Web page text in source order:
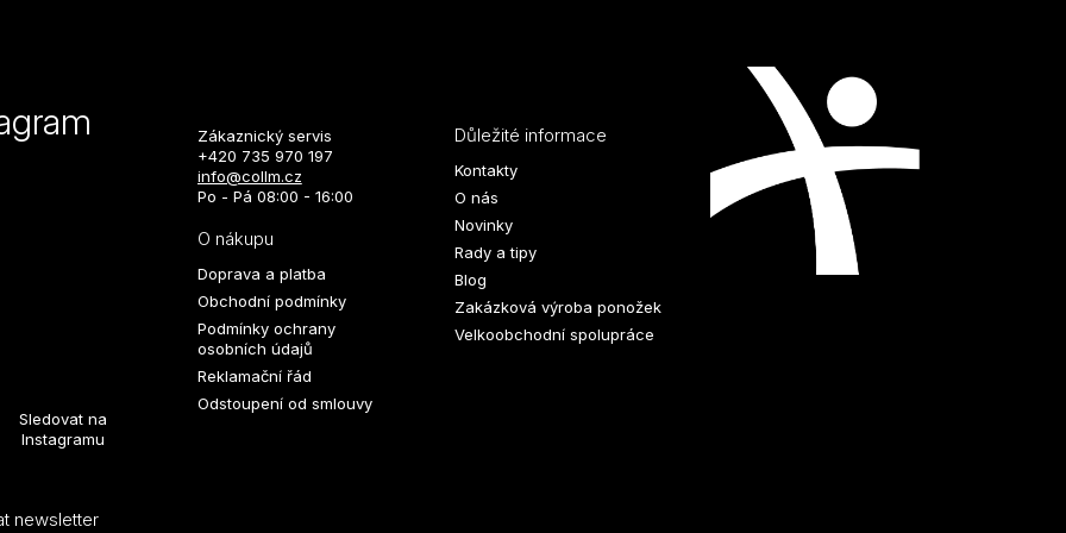
Sledovat na
Instagramu
Zákaznický servis
+420 735 970 197
info@collm.cz
Po - Pá 08:00 - 16:00
O nákupu
Doprava a platba
Obchodní podmínky
Podmínky ochrany
osobních údajů
Reklamační řád
Odstoupení od smlouvy
Důležité informace
Kontakty
O nás
Novinky
Rady a tipy
Blog
Zakázková výroba ponožek
Velkoobchodní spolupráce
newsletter